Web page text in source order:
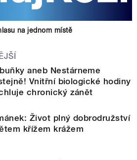
na jednom místě
aneb Nestárneme
Vnitřní biologické hodiny
chronický zánět
Život plný dobrodružství
křížem krážem